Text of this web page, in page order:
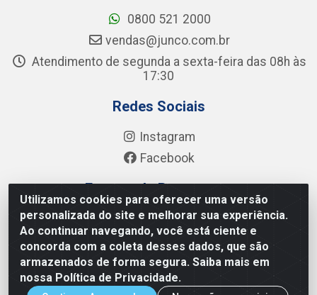
Utilizamos cookies para oferecer uma versão
personalizada do site e melhorar sua experiência.
Ao continuar navegando, você está ciente e
concorda com a coleta desses dados, que são
armazenados de forma segura. Saiba mais em
nossa Política de Privacidade.
0800 521 2000
vendas@junco.com.br
Atendimento de segunda a sexta-feira das 08h às
17:30
Redes Sociais
Instagram
Facebook
Formas de Pagamento
Junco Industria e Comercio Ltda - R. Lineu Anterino Mariano,
505 - Distrito Industrial, Uberlândia - MG CEP 38.402-346 -